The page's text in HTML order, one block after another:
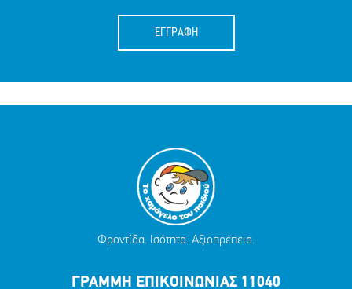
ΕΓΓΡΑΦΗ
Φροντίδα. Ισότητα. Αξιοπρέπεια.
ΓΡΑΜΜΗ ΕΠΙΚΟΙΝΩΝΙΑΣ 11040